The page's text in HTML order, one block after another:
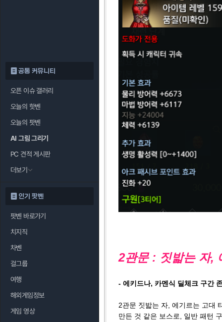
공통 커뮤니티
오픈 이슈 갤러리
오늘의 핫벤
오늘의 팟벤
AI 그림 그리기
PC 견적 게시판
더보기
인기 팟벤
팟벤 바로가기
치지직
차벤
걸그룹
여행
해외게임정보
게임 영상
2관문 : 짓밟는 자,
- 에키드나, 카멘식 딜체크 구간
2관문 짓밟는 자, 에기르는 고대
만든 것 같은 보스로, 일반 패턴